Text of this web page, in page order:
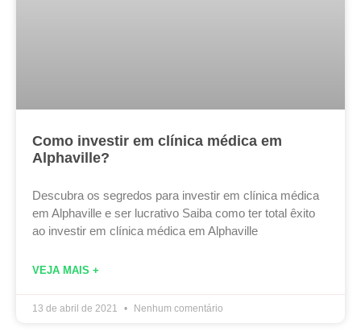
Como investir em clínica médica em
Alphaville?
Descubra os segredos para investir em clínica médica
em Alphaville e ser lucrativo Saiba como ter total êxito
ao investir em clínica médica em Alphaville
VEJA MAIS +
13 de abril de 2021 Nenhum comentário